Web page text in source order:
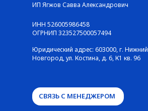
СВЯЗЬ С МЕНЕДЖЕРОМ
ИП Ягжов Савва Александрович
ИНН 526005986458
ОГРНИП 323527500057494
Юридический адрес: 603000, г. Нижний
Новгород, ул. Костина, д. 6, К1 кв. 96